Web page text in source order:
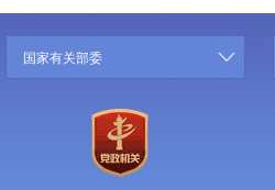
国家有关部委